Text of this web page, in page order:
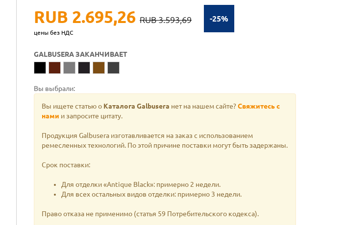
-25%
RUB 2.695,26 RUB 3.593,69
цены без НДС
GALBUSERA ЗАКАНЧИВАЕТ
Вы выбрали:
Вы ищете статью о Каталога Galbusera нет на нашем сайте?Свяжитесь с
нами и запросите цитату.
Продукция Galbusera изготавливается на заказ с использованием
ремесленных технологий. По этой причине поставки могут быть задержаны.
Срок поставки:
Для отделки «Antique Black»: примерно 2 недели.
Для всех остальных видов отделки: примерно 3 недели.
Право отказа не применимо (статья 59 Потребительского кодекса).